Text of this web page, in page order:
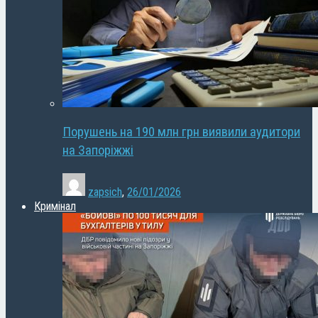
Порушень на 190 млн грн виявили аудитори
на Запоріжжі
zapsich, 26/01/2026
Кримінал